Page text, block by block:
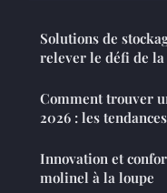
Solutions de
relever le défi de
Comment trouver
2026 : les
Innovation et
molinel à la loupe